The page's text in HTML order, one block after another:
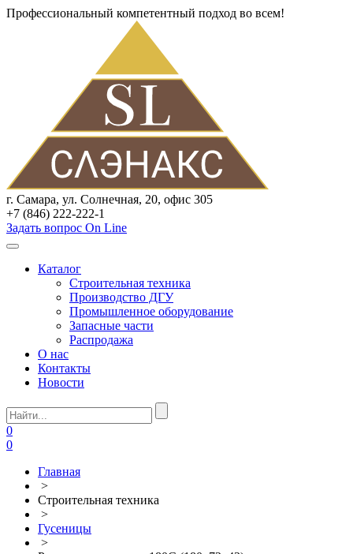
Профессиональный компетентный подход во всем!
г. Самара, ул. Солнечная, 20, офис 305
+7 (846) 222-222-1
Задать вопрос On Line
Каталог
Строительная техника
Производство ДГУ
Промышленное оборудование
Запасные части
Распродажа
О нас
Контакты
Новости
0
0
Главная
>
Строительная техника
>
Гусеницы
>